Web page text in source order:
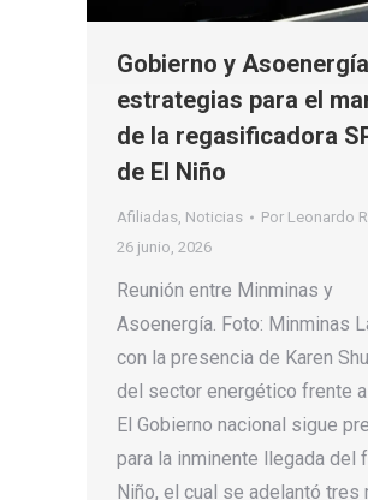
Gobierno y
estrategias para el
de la regasificadora
de El Niño
Afiliadas, Noticias Por Leonardo
26 junio, 2026
Reunión entre Minminas y
Asoenergía. Foto: Minminas
con la presencia de Karen
del sector energético frente
El Gobierno nacional sigue
para la inminente llegada del
Niño, el cual se adelantó